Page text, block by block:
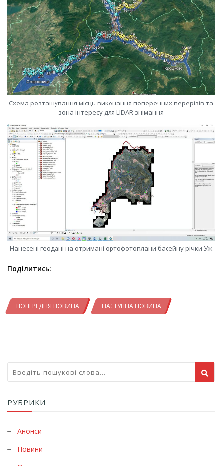
Схема розташування місць виконання поперечних перерізів та
зона інтересу для LIDAR знімання
Нанесені геодані на отримані ортофотоплани басейну річки Уж
Поділитись:
ПОПЕРЕДНЯ НОВИНА НАСТУПНА НОВИНА
РУБРИКИ
Анонси
Новини